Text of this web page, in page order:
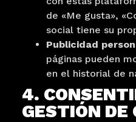
de «Me gusta»,
social tiene su
Publicidad
páginas pueden
en el historial de
4.
GESTIÓN DE